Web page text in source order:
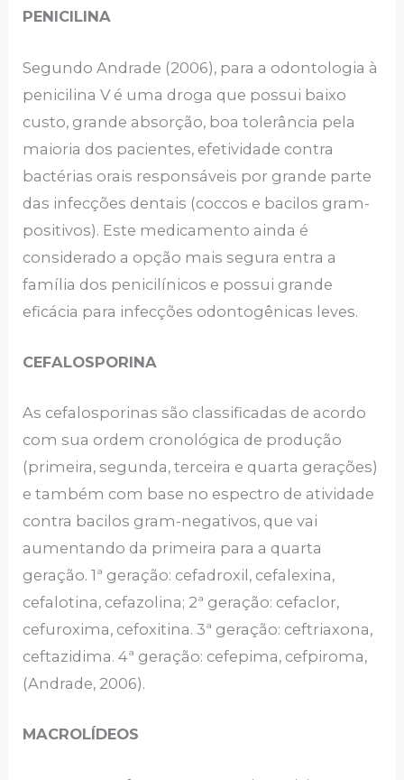
PENICILINA
Segundo Andrade (2006), para a odontologia à
penicilina V é uma droga que possui baixo
custo, grande absorção, boa tolerância pela
maioria dos pacientes, efetividade contra
bactérias orais responsáveis por grande parte
das infecções dentais (coccos e bacilos gram-
positivos). Este medicamento ainda é
considerado a opção mais segura entra a
família dos penicilínicos e possui grande
eficácia para infecções odontogênicas leves.
CEFALOSPORINA
As cefalosporinas são classificadas de acordo
com sua ordem cronológica de produção
(primeira, segunda, terceira e quarta gerações)
e também com base no espectro de atividade
contra bacilos gram-negativos, que vai
aumentando da primeira para a quarta
geração. 1ª geração: cefadroxil, cefalexina,
cefalotina, cefazolina; 2ª geração: cefaclor,
cefuroxima, cefoxitina. 3ª geração: ceftriaxona,
ceftazidima. 4ª geração: cefepima, cefpiroma,
(Andrade, 2006).
MACROLÍDEOS